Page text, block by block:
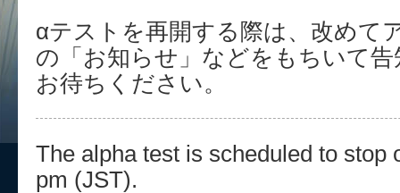
αテストを再開する際は、改めて
の「お知らせ」などをもちいて
お待ちください。
The alpha test is scheduled to stop
pm (JST).